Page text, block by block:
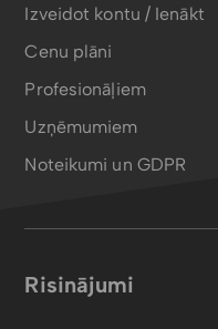
Izveidot kontu / Ienākt
Cenu plāni
Profesionāļiem
Uzņēmumiem
Noteikumi un GDPR
Risinājumi